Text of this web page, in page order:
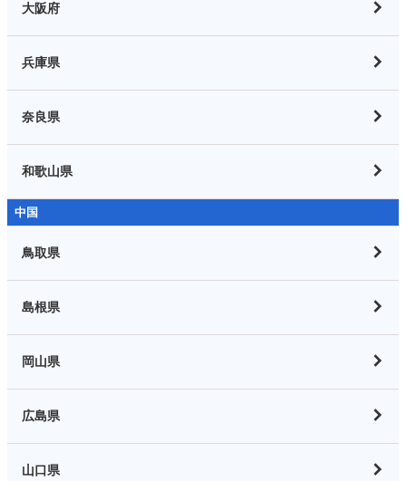
大阪府
兵庫県
奈良県
和歌山県
中国
鳥取県
島根県
岡山県
広島県
山口県